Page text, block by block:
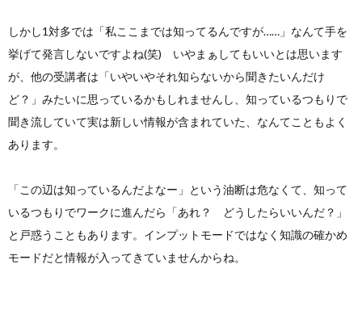
しかし1対多では「私ここまでは知ってるんですが……」なんて手を
挙げて発言しないですよね(笑) いやまぁしてもいいとは思います
が、他の受講者は「いやいやそれ知らないから聞きたいんだけ
ど？」みたいに思っているかもしれませんし、知っているつもりで
聞き流していて実は新しい情報が含まれていた、なんてこともよく
あります。
「この辺は知っているんだよなー」という油断は危なくて、知って
いるつもりでワークに進んだら「あれ？ どうしたらいいんだ？」
と戸惑うこともあります。インプットモードではなく知識の確かめ
モードだと情報が入ってきていませんからね。